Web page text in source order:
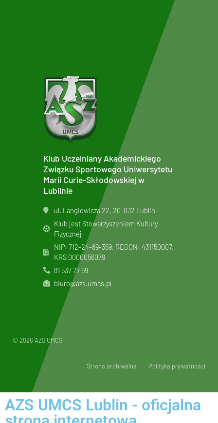
Klub Uczelniany Akademickiego
Związku Sportowego Uniwersytetu
Marii Curie-Skłodowskiej w
Lublinie
ul. Langiewicza 22, 20-032 Lublin
Klub jest Stowarzyszeniem Kultury
Fizycznej
NIP: 712-24-89-359, REGON: 431150007,
KRS 0000056079
81 537 77 69
biuro@azs.umcs.pl
© 2026 AZS UMCS
Strona archiwalna Polityka prywatności
AZS UMCS Lublin - oficjalna